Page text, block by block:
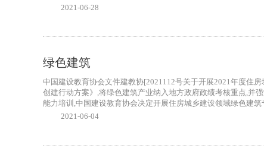
2021-06-28
绿色建筑
中国建设教育协会文件建教协[2021112号关于开展2021年度住
创建行动方案》,将绿色建筑产业纳入地方政府政绩考核重点,并
能力培训,中国建设教育协会决定开展住房城乡建设领域绿色建
2021-06-04